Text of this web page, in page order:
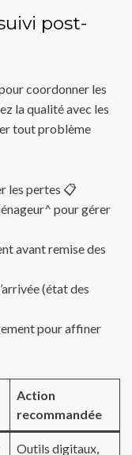
post-
coordonner les
la qualité avec les
tout problème
les pertes 📋
pour gérer
avant remise des
(état des
pour affiner
Action
recommandée
Outils digitaux,